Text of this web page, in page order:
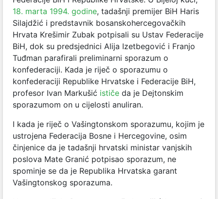
18. marta 1994. godine, tadašnji premijer BiH Haris
Silajdžić i predstavnik bosanskohercegovačkih
Hrvata Krešimir Zubak potpisali su Ustav Federacije
BiH, dok su predsjednici Alija Izetbegović i Franjo
Tuđman parafirali preliminarni sporazum o
konfederaciji. Kada je riječ o sporazumu o
konfederaciji Republike Hrvatske i Federacije BiH,
profesor Ivan Markušić ističe da je Dejtonskim
sporazumom on u cijelosti anuliran.
I kada je riječ o Vašingtonskom sporazumu, kojim je
ustrojena Federacija Bosne i Hercegovine, osim
činjenice da je tadašnji hrvatski ministar vanjskih
poslova Mate Granić potpisao sporazum, ne
spominje se da je Republika Hrvatska garant
Vašingtonskog sporazuma.